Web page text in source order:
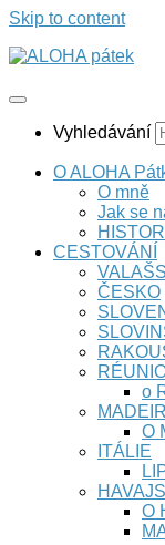
Skip to content
Vyhledávání
O ALOHA
O mně
Jak se
CESTOVÁNÍ
ČESKO
o
O
ITÁLIE
O